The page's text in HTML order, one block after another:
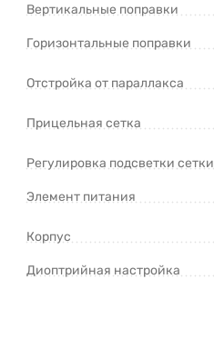
Вертикальные поправки
Горизонтальные поправки
Отстройка от параллакса
Прицельная сетка
Регулировка подсветки сетки
Элемент питания
Корпус
Диоптрийная настройка